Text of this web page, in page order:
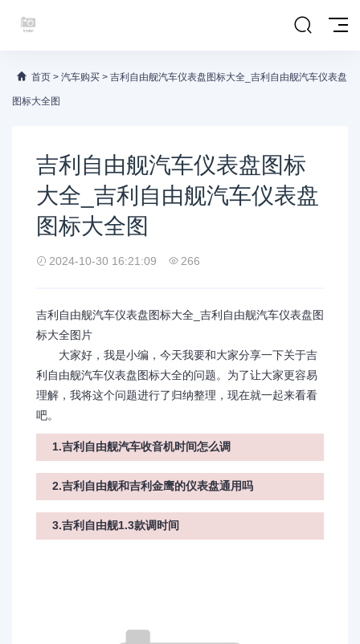
首页 > 汽车购买 > 吉利自由舰汽车仪表盘图标大全_吉利自由舰汽车仪表盘
图标大全图
吉利自由舰汽车仪表盘图标
大全_吉利自由舰汽车仪表盘
图标大全图
2024-10-30 16:21:09 266
吉利自由舰汽车仪表盘图标大全_吉利自由舰汽车仪表盘图
标大全图片
大家好，我是小编，今天我要和大家分享一下关于吉
利自由舰汽车仪表盘图标大全的问题。为了让大家更容易
理解，我将这个问题进行了归纳整理，现在就一起来看看
吧。
1.吉利自由舰汽车收音机时间怎么调
2.吉利自由舰和吉利金鹰的仪表盘通用吗
3.吉利自由舰1.3款调时间